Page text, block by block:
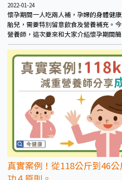
2022-01-24
懷孕期間一人吃兩人補，孕婦的身體健
胎兒，需要特別留意飲食及營養補充。
營養師，這次要來和大家介紹懷孕期間
記，幫助孕媽度過辛苦的孕期！
真實案例！從118公斤到46